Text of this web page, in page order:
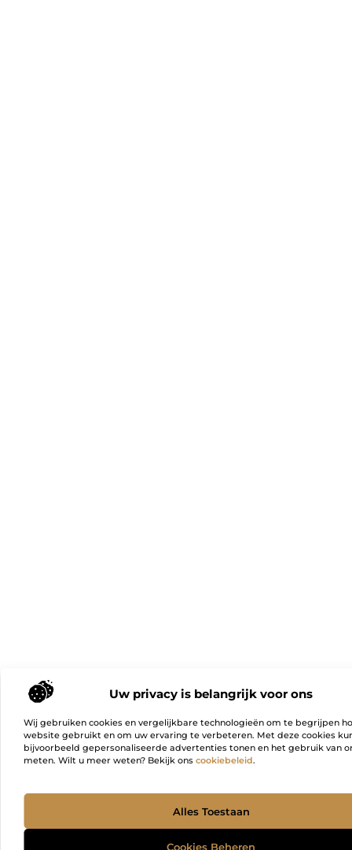
Uw privacy is belangrijk voor ons
Wij gebruiken cookies en vergelijkbare technologieën om te begrijpen
website gebruikt en om uw ervaring te verbeteren. Met deze cookies
bijvoorbeeld gepersonaliseerde advertenties tonen en het gebruik van
meten. Wilt u meer weten? Bekijk ons cookiebeleid.
Alles Toestaan
Cookies Beheren